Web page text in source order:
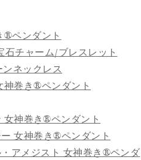
®ペンダント
チャーム/ブレスレット
ネックレス
神巻き®ペンダント
女神巻き®ペンダント
女神巻き®ペンダント
アメジスト 女神巻き®ペンダ